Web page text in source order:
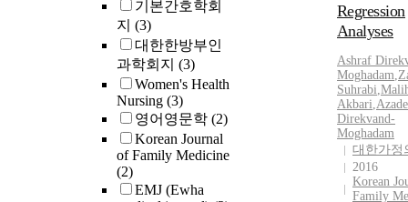
기본간호학회
지 (3)
대한한방부인
과학회지 (3)
Women's Health
Nursing (3)
영어영문학 (2)
Korean Journal
of Family Medicine
(2)
EMJ (Ewha
Regression
Analyses
Ashraf
Moghadam,
Suhrabi,
Akbari,
Direkvand-
Moghadam
대한가정
2016
Korean
Family